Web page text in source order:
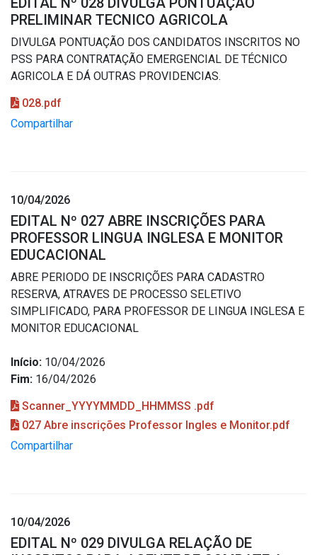
PRELIMINAR TECNICO AGRICOLA
DIVULGA PONTUAÇÃO DOS CANDIDATOS INSCRITOS NO
PSS PARA CONTRATAÇÃO EMERGENCIAL DE TÉCNICO
AGRICOLA E DÁ OUTRAS PROVIDENCIAS.
028.pdf
Compartilhar
10/04/2026
EDITAL Nº 027 ABRE INSCRIÇÕES PARA
PROFESSOR LINGUA INGLESA E MONITOR
EDUCACIONAL
ABRE PERIODO DE INSCRIÇÕES PARA CADASTRO
RESERVA, ATRAVES DE PROCESSO SELETIVO
SIMPLIFICADO, PARA PROFESSOR DE LINGUA INGLESA E
MONITOR EDUCACIONAL
Início: 10/04/2026
Fim: 16/04/2026
Scanner_YYYYMMDD_HHMMSS .pdf
027 Abre inscrições Professor Ingles e Monitor.pdf
Compartilhar
10/04/2026
EDITAL Nº 029 DIVULGA RELAÇÃO DE